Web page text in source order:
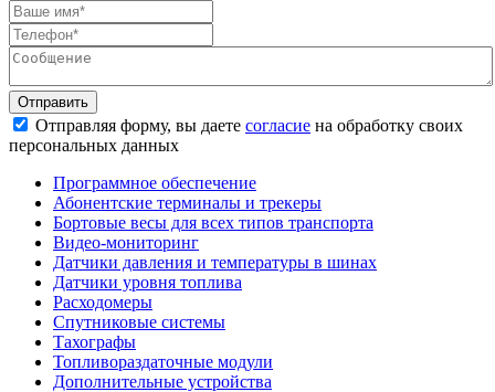
Отправить
Отправляя форму, вы даете согласие на обработку своих
персональных данных
Программное обеспечение
Абонентские терминалы и трекеры
Бортовые весы для всех типов транспорта
Видео-мониторинг
Датчики давления и температуры в шинах
Датчики уровня топлива
Расходомеры
Спутниковые системы
Тахографы
Топливораздаточные модули
Дополнительные устройства